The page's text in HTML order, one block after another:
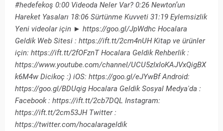
#hedefekoş 0:00 Videoda Neler Var? 0:26 Newton’un
Hareket Yasaları 18:06 Sürtünme Kuvveti 31:19 Eylemsizlik
Yeni videolar için ► https://goo.gl/JpWdhc Hocalara
Geldik Web Sitesi : https://ift.tt/2cm4nUH Kitap ve ürünler
için: https://ift.tt/2fOFznT Hocalara Geldik Rehberlik :
https://www.youtube.com/channel/UCU5zIxIoKAJVxQigBX
k6M4w Dicikoç :) iOS: https://goo.gl/eJYwBf Android:
https://goo.gl/BDUqig Hocalara Geldik Sosyal Medya'da :
Facebook : https://ift.tt/2cb7DQL Instagram:
https://ift.tt/2cm53JH Twitter :
https://twitter.com/hocalarageldik